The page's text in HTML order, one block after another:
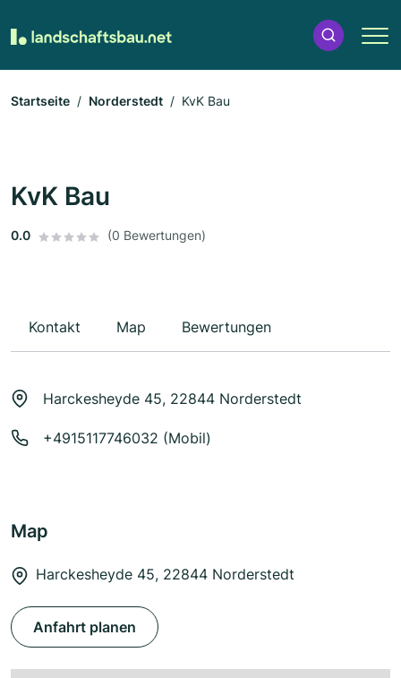
Startseite Norderstedt KvK Bau
KvK Bau
0.0 (0 Bewertungen)
Kontakt Map Bewertungen
Harckesheyde 45, 22844 Norderstedt
+4915117746032 (Mobil)
Map
Harckesheyde 45, 22844 Norderstedt
Anfahrt planen